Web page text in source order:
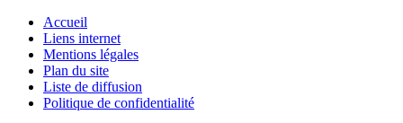
Accueil
Liens internet
Mentions légales
Plan du site
Liste de diffusion
Politique de confidentialité